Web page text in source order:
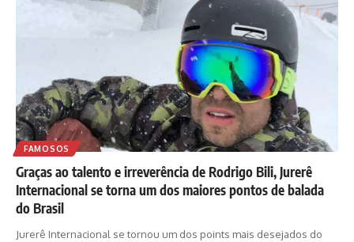
FAMOSOS
Graças ao talento e irreverência de Rodrigo Bili, Jurerê
Internacional se torna um dos maiores pontos de balada
do Brasil
Jurerê Internacional se tornou um dos points mais desejados do